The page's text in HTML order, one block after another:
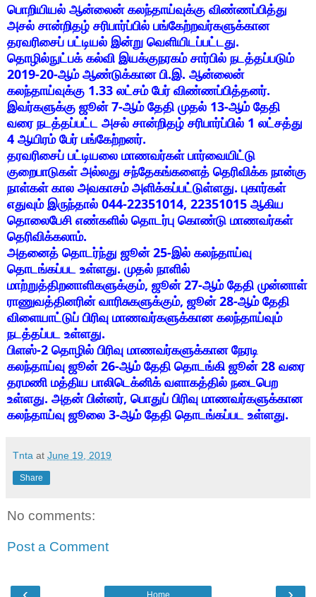
பொறியியல் ஆன்லைன் கலந்தாய்வுக்கு விண்ணப்பித்து
அசல் சான்றிதழ் சரிபார்ப்பில் பங்கேற்றவர்களுக்கான
தரவரிசைப் பட்டியல் இன்று வெளியிடப்பட்டது.
தொழில்நுட்பக் கல்வி இயக்குநரகம் சார்பில் நடத்தப்படும்
2019-20-ஆம் ஆண்டுக்கான பி.இ. ஆன்லைன்
கலந்தாய்வுக்கு 1.33 லட்சம் பேர் விண்ணப்பித்தனர்.
இவர்களுக்கு ஜூன் 7-ஆம் தேதி முதல் 13-ஆம் தேதி
வரை நடத்தப்பட்ட அசல் சான்றிதழ் சரிபார்ப்பில் 1 லட்சத்து
4 ஆயிரம் பேர் பங்கேற்றனர்.
தரவரிசைப் பட்டியலை மாணவர்கள் பார்வையிட்டு
குறைபாடுகள் அல்லது சந்தேகங்களைத் தெரிவிக்க நான்கு
நாள்கள் கால அவகாசம் அளிக்கப்பட்டுள்ளது. புகார்கள்
எதுவும் இருந்தால் 044-22351014, 22351015 ஆகிய
தொலைபேசி எண்களில் தொடர்பு கொண்டு மாணவர்கள்
தெரிவிக்கலாம்.
அதனைத் தொடர்ந்து ஜூன் 25-இல் கலந்தாய்வு
தொடங்கப்பட உள்ளது. முதல் நாளில்
மாற்றுத்திறனாளிகளுக்கும், ஜூன் 27-ஆம் தேதி முன்னாள்
ராணுவத்தினரின் வாரிசுகளுக்கும், ஜூன் 28-ஆம் தேதி
விளையாட்டுப் பிரிவு மாணவர்களுக்கான கலந்தாய்வும்
நடத்தப்பட உள்ளது.
பிளஸ்-2 தொழில் பிரிவு மாணவர்களுக்கான நேரடி
கலந்தாய்வு ஜூன் 26-ஆம் தேதி தொடங்கி ஜூன் 28 வரை
தரமணி மத்திய பாலிடெக்னிக் வளாகத்தில் நடைபெற
உள்ளது. அதன் பின்னர், பொதுப் பிரிவு மாணவர்களுக்கான
கலந்தாய்வு ஜூலை 3-ஆம் தேதி தொடங்கப்பட உள்ளது.
Tnta at June 19, 2019
Share
No comments:
Post a Comment
Home